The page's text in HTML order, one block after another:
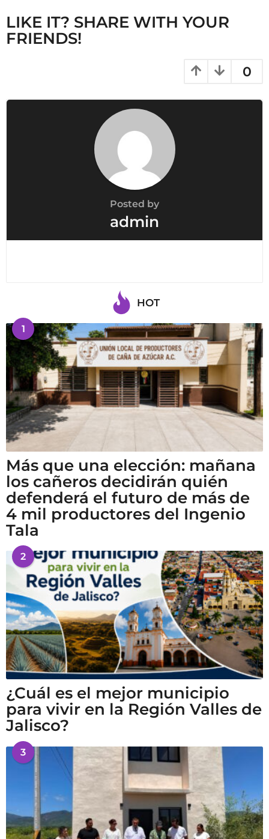
LIKE IT? SHARE WITH YOUR
FRIENDS!
0
Posted by
admin
HOT
1
Más que una elección: mañana
los cañeros decidirán quién
defenderá el futuro de más de
4 mil productores del Ingenio
Tala
2
¿Cuál es el mejor municipio
para vivir en la Región Valles de
Jalisco?
3